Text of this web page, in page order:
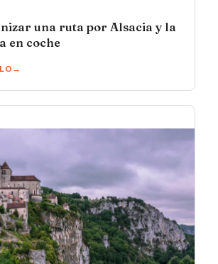
una ruta por Alsacia y la
en coche